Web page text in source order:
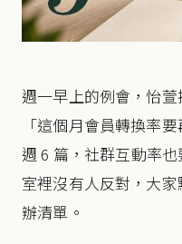
週一早上的例會，怡萱
「這個月會員轉換率
週 6 篇，社群互動率
室裡沒有人反對，大
辦清單。